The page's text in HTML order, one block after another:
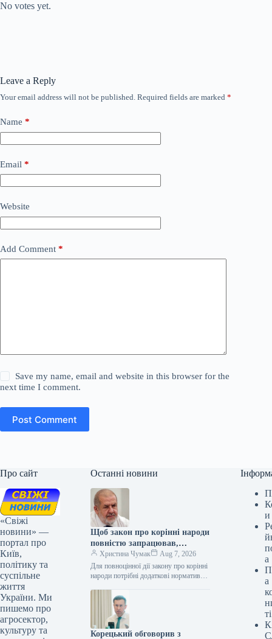
No votes yet.
Leave a Reply
Your email address will not be published. Required fields are marked *
Name *
Email *
Website
Add Comment *
Save my name, email and website in this browser for the
next time I comment.
Post Comment
Про сайт
«Свіжі
новини» —
портал про
Київ,
політику та
суспільне
життя
України. Ми
пишемо про
агросектор,
культуру та
Останні новини
Щоб закон про корінні народи
повністю запрацював,
потрібні підзаконні акти, каже
Чубаров
Христина Чумак
Aug 7, 2026
Для повноцінної дії закону про корінні
народи потрібні додаткові нормативні
Укрінформ Для повного втілення
Закону…
Корецький обговорив з
и
а
а
ті